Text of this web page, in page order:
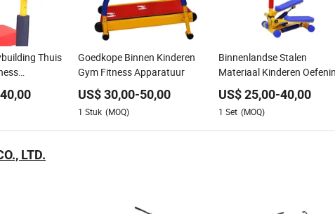
Thuis
En71
40,00
Goedkope Binnen Kinderen
Gym Fitness Apparatuur
US$30,00-50,00
1 Stuk (MOQ)
Binnenlandse Stalen
Materiaal Kinderen
Gym Fitness Apparatuur
Stepper
US$25,00-40,00
1 Set (MOQ)
LTD.